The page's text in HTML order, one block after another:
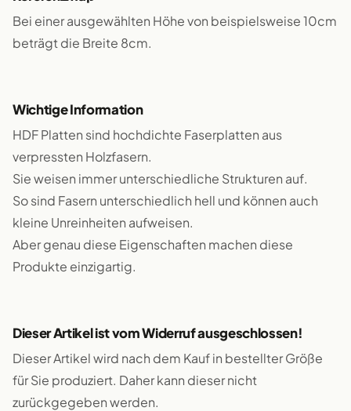
Bei einer ausgewählten Höhe von beispielsweise 10cm
beträgt die Breite 8cm.
Wichtige Information
HDF Platten sind hochdichte Faserplatten aus
verpressten Holzfasern.
Sie weisen immer unterschiedliche Strukturen auf.
So sind Fasern unterschiedlich hell und können auch
kleine Unreinheiten aufweisen.
Aber genau diese Eigenschaften machen diese
Produkte einzigartig.
Dieser Artikel ist vom Widerruf ausgeschlossen!
Dieser Artikel wird nach dem Kauf in bestellter Größe
für Sie produziert. Daher kann dieser nicht
zurückgegeben werden.